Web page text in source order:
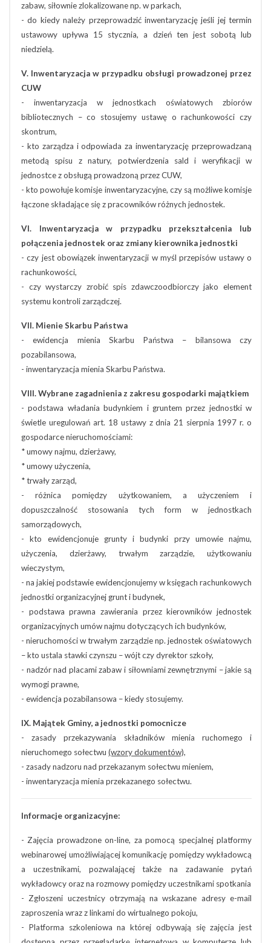
zabaw, siłownie zlokalizowane np. w parkach,
- do kiedy należy przeprowadzić inwentaryzację jeśli jej termin
ustawowy upływa 15 stycznia, a dzień ten jest sobotą lub
niedzielą.
V. Inwentaryzacja w przypadku obsługi prowadzonej przez
CUW
- inwentaryzacja w jednostkach oświatowych zbiorów
bibliotecznych – co stosujemy ustawę o rachunkowości czy
skontrum,
- kto zarządza i odpowiada za inwentaryzację przeprowadzaną
metodą spisu z natury, potwierdzenia sald i weryfikacji w
jednostce z obsługą prowadzoną przez CUW,
- kto powołuje komisje inwentaryzacyjne, czy są możliwe komisje
łączone składające się z pracowników różnych jednostek.
VI. Inwentaryzacja w przypadku przekształcenia lub
połączenia jednostek oraz zmiany kierownika jednostki
- czy jest obowiązek inwentaryzacji w myśl przepisów ustawy o
rachunkowości,
- czy wystarczy zrobić spis zdawczoodbiorczy jako element
systemu kontroli zarządczej.
VII. Mienie Skarbu Państwa
- ewidencja mienia Skarbu Państwa – bilansowa czy
pozabilansowa,
- inwentaryzacja mienia Skarbu Państwa.
VIII. Wybrane zagadnienia z zakresu gospodarki majątkiem
- podstawa władania budynkiem i gruntem przez jednostki w
świetle uregulowań art. 18 ustawy z dnia 21 sierpnia 1997 r. o
gospodarce nieruchomościami:
* umowy najmu, dzierżawy,
* umowy użyczenia,
* trwały zarząd,
- różnica pomiędzy użytkowaniem, a użyczeniem i
dopuszczalność stosowania tych form w jednostkach
samorządowych,
- kto ewidencjonuje grunty i budynki przy umowie najmu,
użyczenia, dzierżawy, trwałym zarządzie, użytkowaniu
wieczystym,
- na jakiej podstawie ewidencjonujemy w księgach rachunkowych
jednostki organizacyjnej grunt i budynek,
- podstawa prawna zawierania przez kierowników jednostek
organizacyjnych umów najmu dotyczących ich budynków,
- nieruchomości w trwałym zarządzie np. jednostek oświatowych
– kto ustala stawki czynszu – wójt czy dyrektor szkoły,
- nadzór nad placami zabaw i siłowniami zewnętrznymi – jakie są
wymogi prawne,
- ewidencja pozabilansowa – kiedy stosujemy.
IX. Majątek Gminy, a jednostki pomocnicze
- zasady przekazywania składników mienia ruchomego i
nieruchomego sołectwu (wzory dokumentów),
- zasady nadzoru nad przekazanym sołectwu mieniem,
- inwentaryzacja mienia przekazanego sołectwu.
Informacje organizacyjne:
- Zajęcia prowadzone on-line, za pomocą specjalnej platformy
webinarowej umożliwiającej komunikację pomiędzy wykładowcą
a uczestnikami, pozwalającej także na zadawanie pytań
wykładowcy oraz na rozmowy pomiędzy uczestnikami spotkania
- Zgłoszeni uczestnicy otrzymają na wskazane adresy e-mail
zaproszenia wraz z linkami do wirtualnego pokoju,
- Platforma szkoleniowa na której odbywają się zajęcia jest